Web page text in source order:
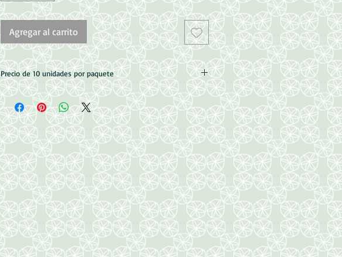
Agregar al carrito
Precio de 10 unidades por paquete
Medidas: 17x10x1mm
Perforacion 1mm
Acero Inoxidable